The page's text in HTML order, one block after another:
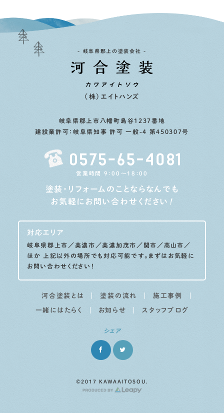
- 岐阜県郡上の塗装会社 -
（株）エイトハンズ
岐阜県郡上市八幡町島谷1237番地
建設業許可：岐阜県知事 許可 一般-4 第450307号
営業時間 9：00〜18：00
塗装・リフォームのことならなんでも
お気軽にお問い合わせください ！
対応エリア
岐阜県郡上市／美濃市／美濃加茂市／関市／高山市／
ほか
上記以外の場所でも対応可能です。まずはお気軽に
お問い合わせください！
河合塗装とは 塗装の流れ 施工事例
一緒にはたらく お知らせ スタッフブログ
シェア
©2017 KAWAAITOSOU.